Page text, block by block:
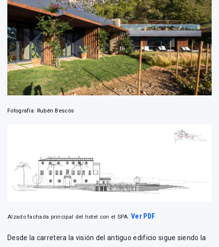
Fotografía: Rubén Bescós
Alzado fachada principal del hotel con el SPA. Ver PDF
Desde la carretera la visión del antiguo edificio sigue siendo la